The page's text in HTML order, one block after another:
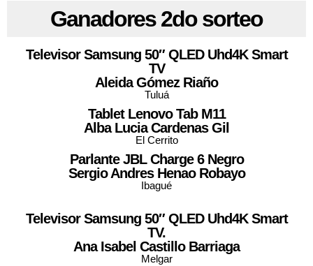
Ganadores2do sorteo
Televisor Samsung 50″ QLED Uhd4K Smart
TV
Aleida Gómez Riaño
Tuluá
Tablet Lenovo Tab M11
Alba Lucia Cardenas Gil
El Cerrito
Parlante JBL Charge 6 Negro
Sergio Andres Henao Robayo
Ibagué
Televisor Samsung 50″ QLED Uhd4K Smart
TV.
Ana Isabel Castillo Barriaga
Melgar